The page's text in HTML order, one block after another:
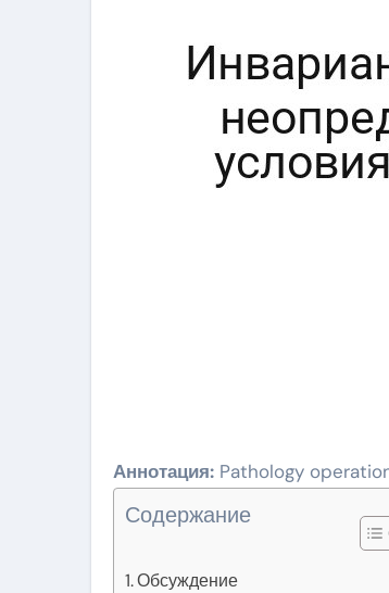
Аннотация: Pathology
Содержание
Обсуждение